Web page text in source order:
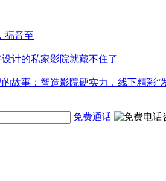
福音至
计的私家影院就藏不住了
故事：智造影院硬实力，线下精彩“
免费通话